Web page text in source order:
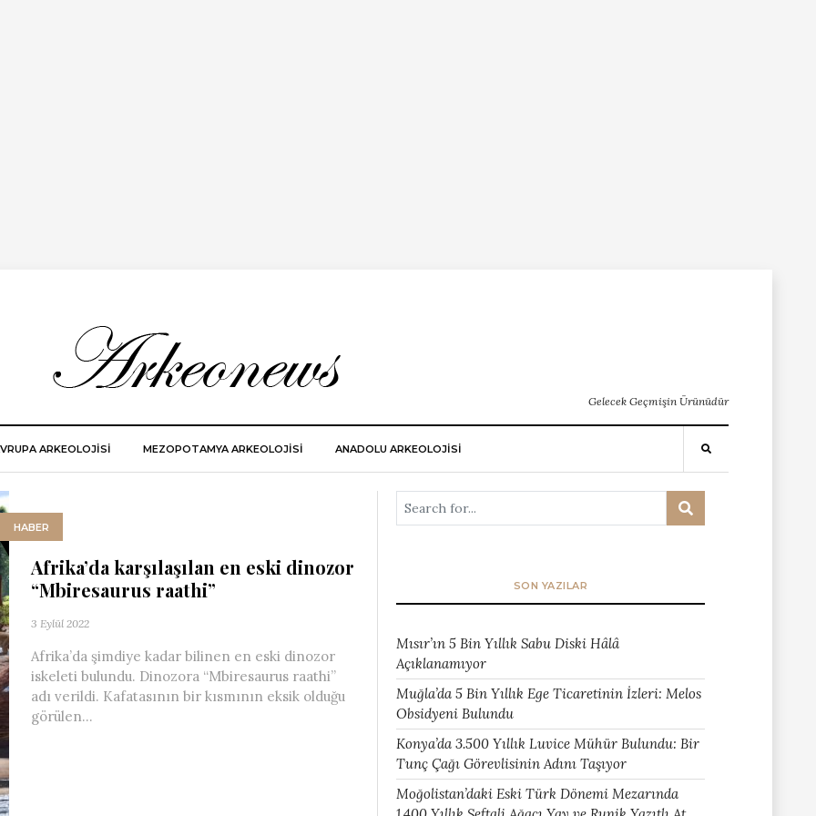
Gelecek Geçmişin Ürünüdür
ARKEOLOJISI MEZOPOTAMYA ARKEOLOJISI ANADOLU ARKEOLOJİSİ
HABER
Afrika’da karşılaşılan en eski dinozor
“Mbiresaurus raathi”
3 Eylül 2022
Afrika’da şimdiye kadar bilinen en eski dinozor
iskeleti bulundu. Dinozora “Mbiresaurus raathi”
adı verildi. Kafatasının bir kısmının eksik olduğu
görülen...
SON YAZILAR
Mısır’ın 5 Bin Yıllık Sabu Diski Hâlâ
Açıklanamıyor
Muğla’da 5 Bin Yıllık Ege Ticaretinin İzleri: Melos
Obsidyeni Bulundu
Konya’da 3.500 Yıllık Luvice Mühür Bulundu: Bir
Tunç Çağı Görevlisinin Adını Taşıyor
Moğolistan’daki Eski Türk Dönemi Mezarında